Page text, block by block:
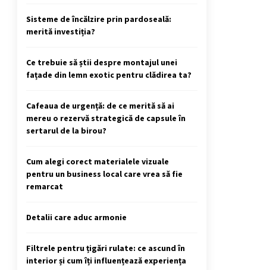
Sisteme de încălzire prin pardoseală:
merită investiția?
Ce trebuie să știi despre montajul unei
fațade din lemn exotic pentru clădirea ta?
Cafeaua de urgență: de ce merită să ai
mereu o rezervă strategică de capsule în
sertarul de la birou?
Cum alegi corect materialele vizuale
pentru un business local care vrea să fie
remarcat
Detalii care aduc armonie
Filtrele pentru țigări rulate: ce ascund în
interior și cum îți influențează experiența